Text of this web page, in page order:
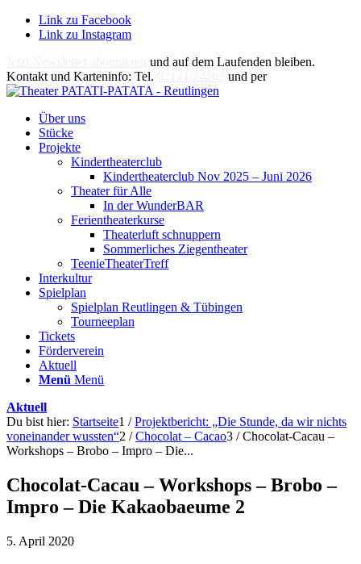
Link zu Facebook
Link zu Instagram
und auf dem Laufenden bleiben.
Kontakt und Karteninfo: Tel.
und per
Über uns
Stücke
Projekte
Kindertheaterclub
Kindertheaterclub Nov 2025 – Juni 2026
Theater für Alle
In der WunderBAR
Ferientheaterkurse
Theaterluft schnuppern
Sommerliches Ziegentheater
TeenieTheaterTreff
Interkultur
Spielplan
Spielplan Reutlingen & Tübingen
Tourneeplan
Tickets
Förderverein
Aktuell
Menü Menü
Aktuell
Du bist hier: Startseite1 / Projektbericht: „Die Stunde, da wir nichts
voneinander wussten“2 / Chocolat – Cacao3 / Chocolat-Cacau –
Workshops – Brobo – Impro – Die...
Chocolat-Cacau – Workshops – Brobo –
Impro – Die Kakaobaeume 2
5. April 2020